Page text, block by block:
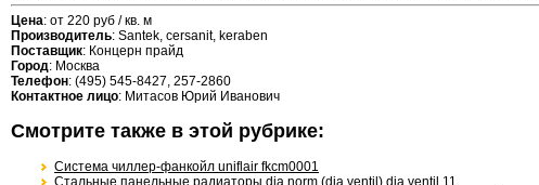
Цена: от 220 руб / кв. м
Производитель: Santek, cersanit, keraben
Поставщик: Концерн прайд
Город: Москва
Телефон: (495) 545-8427, 257-2860
Контактное лицо: Митасов Юрий Иванович
Смотрите также в этой рубрике:
Система чиллер-фанкойл uniflair fkcm0001
Стальные панельные радиаторы dia norm (dia ventil) dia ventil 11